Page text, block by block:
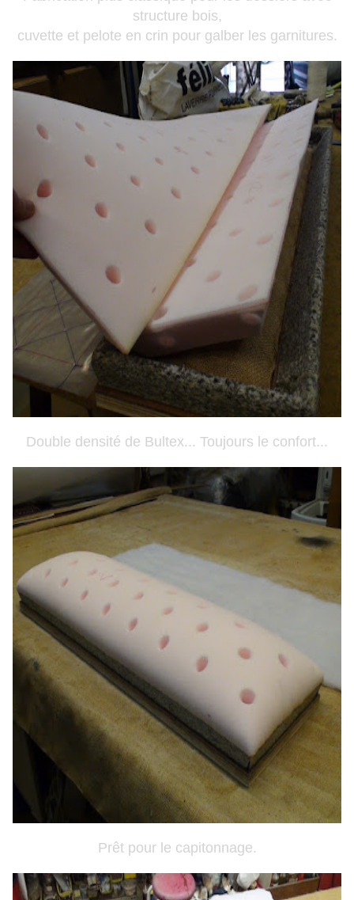
structure bois,
cuvette et pelote en crin pour galber les garnitures.
Double densité de Bultex... Toujours le confort...
Prêt pour le capitonnage.